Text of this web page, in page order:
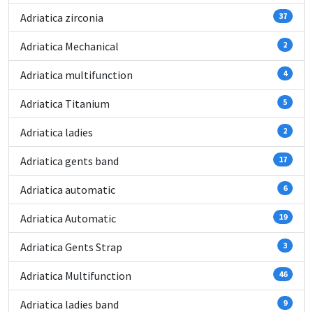
Adriatica zirconia 37
Adriatica Mechanical 2
Adriatica multifunction 4
Adriatica Titanium 5
Adriatica ladies 2
Adriatica gents band 17
Adriatica automatic 6
Adriatica Automatic 19
Adriatica Gents Strap 3
Adriatica Multifunction 46
Adriatica ladies band 9